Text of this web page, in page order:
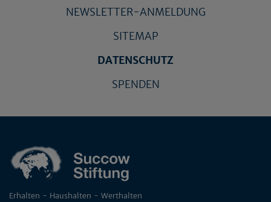
NEWSLETTER-ANMELDUNG
SITEMAP
DATENSCHUTZ
SPENDEN
Erhalten - Haushalten - Werthalten